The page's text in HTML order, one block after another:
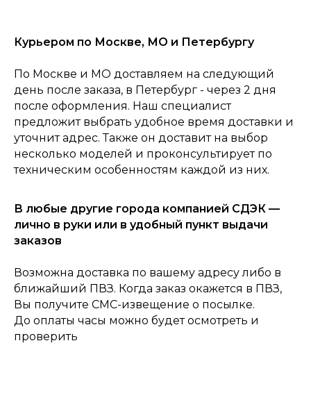
Главная Каталог
Консультация Корзина
Курьером по Москве, МО и Петербургу
По Москве и МО доставляем на следующий
день после заказа, в Петербург - через 2 дня
после оформления. Наш специалист
предложит выбрать удобное время доставки и
уточнит адрес. Также он доставит на выбор
несколько моделей и проконсультирует по
техническим особенностям каждой из них.
В любые другие города компанией СДЭК —
лично в руки или в удобный пункт выдачи
заказов
Возможна доставка по вашему адресу либо в
ближайший ПВЗ. Когда заказ окажется в ПВЗ,
Вы получите СМС-извещение о посылке.
До оплаты часы можно будет осмотреть и
проверить